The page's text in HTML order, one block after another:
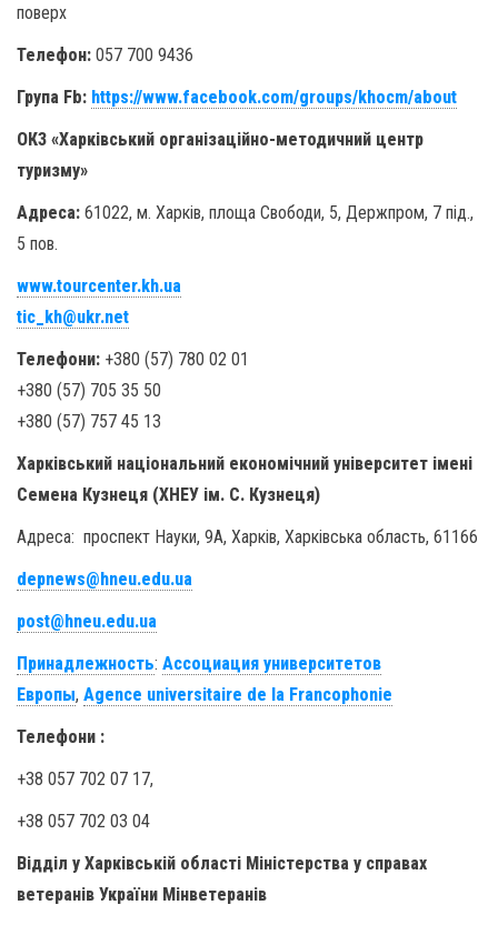
поверх
Телефон: 057 700 9436
Група Fb: https://www.facebook.com/groups/khocm/about
ОКЗ «Харківський організаційно-методичний центр
туризму»
Адреса: 61022, м. Харків, площа Свободи, 5, Держпром, 7 під.,
5 пов.
www.tourcenter.kh.ua
tic_kh@ukr.net
Телефони: +380 (57) 780 02 01
+380 (57) 705 35 50
+380 (57) 757 45 13
Харківський національний економічний університет імені
Семена Кузнеця (ХНЕУ ім. С. Кузнеця)
Адреса: проспект Науки, 9A, Харків, Харківська область, 61166
depnews@hneu.edu.ua
post@hneu.edu.ua
Принадлежность: Ассоциация университетов
Европы, Agence universitaire de la Francophonie
Телефони :
+38 057 702 07 17,
+38 057 702 03 04
Відділ у Харківській області Міністерства у справах
ветеранів України Мінветеранів